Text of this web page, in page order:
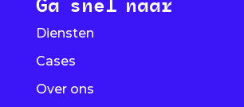
Diensten
Cases
Over ons